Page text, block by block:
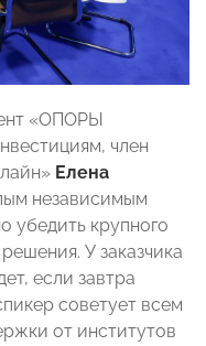
«ОПОРЫ
член
Елена
независимым
убедить крупного
У заказчика
если завтра
советует всем
от институтов